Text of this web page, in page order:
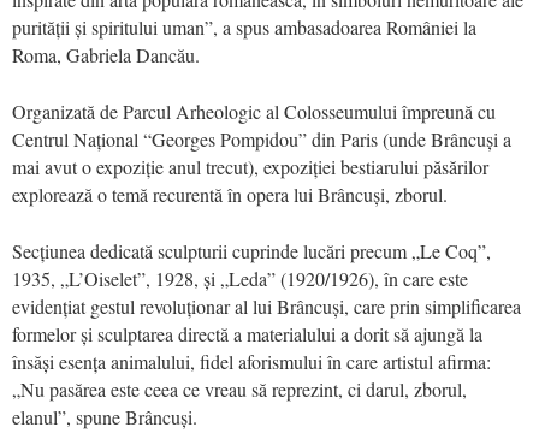
purității și spiritului uman”, a spus ambasadoarea României la
Roma, Gabriela Dancău.
Organizată de Parcul Arheologic al Colosseumului împreună cu
Centrul Național “Georges Pompidou” din Paris (unde Brâncuși a
mai avut o expoziție anul trecut), expoziției bestiarului păsărilor
explorează o temă recurentă în opera lui Brâncuși, zborul.
Secțiunea dedicată sculpturii cuprinde lucări precum „Le Coq”,
1935, „L’Oiselet”, 1928, și „Leda” (1920/1926), în care este
evidențiat gestul revoluționar al lui Brâncuși, care prin simplificarea
formelor și sculptarea directă a materialului a dorit să ajungă la
însăși esența animalului, fidel aforismului în care artistul afirma:
„Nu pasărea este ceea ce vreau să reprezint, ci darul, zborul,
elanul”, spune Brâncuși.